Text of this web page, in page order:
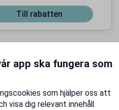
Till rabatten
app ska fungera som
som hjälper oss att
visa dig relevant innehåll.